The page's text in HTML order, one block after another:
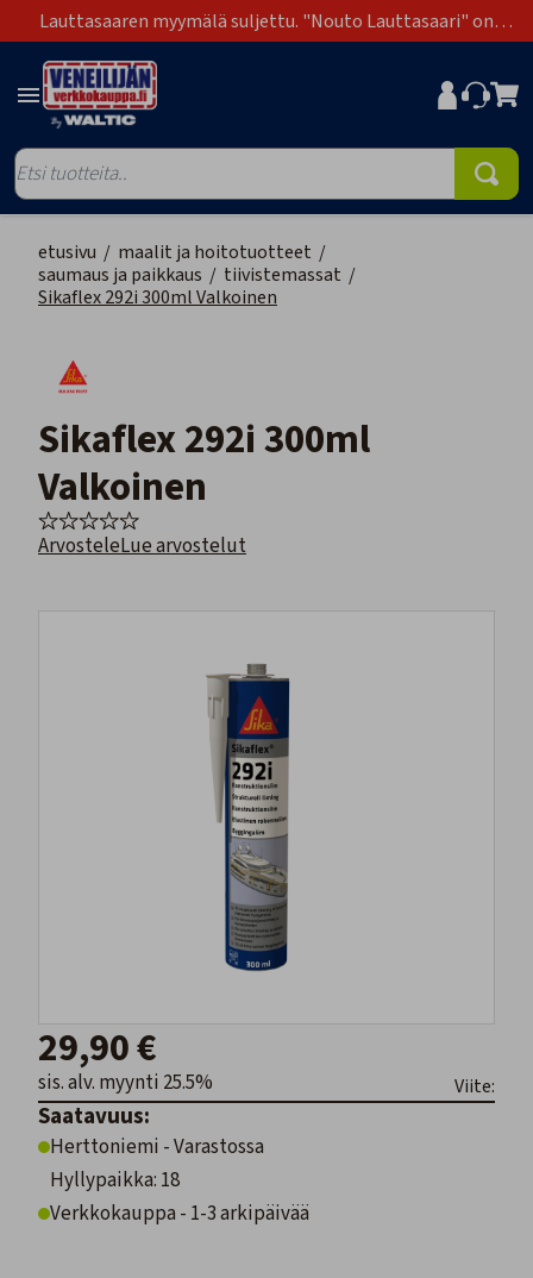
Lauttasaaren myymälä suljettu. "Nouto Lauttasaari" on
poistunut toimitustapavaihtoehdoista.
etusivu / maalit ja hoitotuotteet /
saumaus ja paikkaus / tiivistemassat /
Sikaflex 292i 300ml Valkoinen
Sikaflex 292i 300ml
Valkoinen
ArvosteleLue arvostelut
29,90 €
sis. alv. myynti 25.5% Viite:
Saatavuus:
Herttoniemi - Varastossa
Hyllypaikka: 18
Verkkokauppa - 1-3 arkipäivää